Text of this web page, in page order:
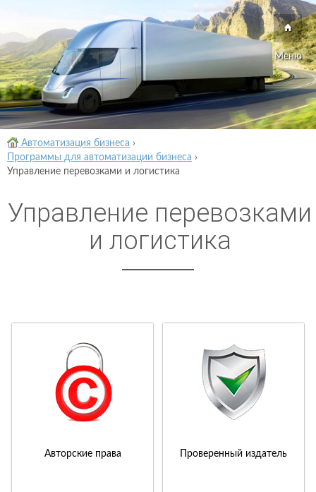
Меню
Автоматизация бизнеса ›
Программы для автоматизации бизнеса ›
Управление перевозками и логистика
Управление перевозками
и логистика
Авторские права Проверенный издатель